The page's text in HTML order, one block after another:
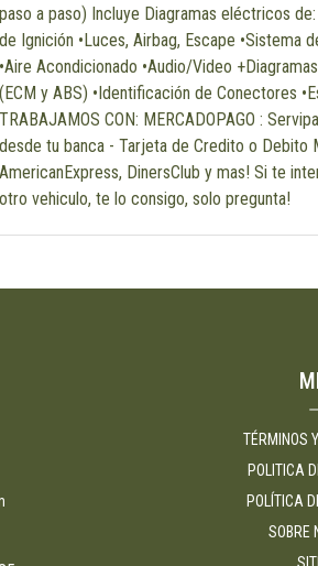
paso a paso) Incluye Diagramas eléctricos
de Ignición •Luces, Airbag, Escape •Sistema
•Aire Acondicionado •Audio/Video
(ECM y ABS) •Identificación de Conectores
TRABAJAMOS CON: MERCADOPAGO :
desde tu banca - Tarjeta de Credito o Debito
AmericanExpress, DinersClub y mas! Si te
otro vehiculo, te lo consigo, solo pregunta!
TÉRMINOS
POLITICA
POLÍTICA
SOBRE